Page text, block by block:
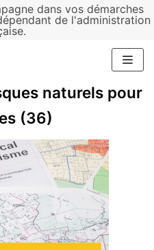
dans vos démarches
de l'administration
naturels pour
(36)